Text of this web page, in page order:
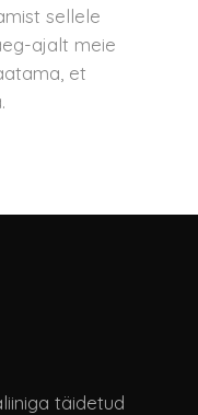
sellele
ajalt meie
et
täidetud